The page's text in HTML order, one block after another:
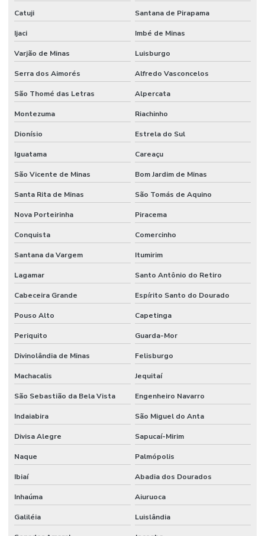
Catuji Santana de Pirapama
Ijaci Imbé de Minas
Varjão de Minas Luisburgo
Serra dos Aimorés Alfredo Vasconcelos
São Thomé das Letras Alpercata
Montezuma Riachinho
Dionísio Estrela do Sul
Iguatama Careaçu
São Vicente de Minas Bom Jardim de Minas
Santa Rita de Minas São Tomás de Aquino
Nova Porteirinha Piracema
Conquista Comercinho
Santana da Vargem Itumirim
Lagamar Santo Antônio do Retiro
Cabeceira Grande Espírito Santo do Dourado
Pouso Alto Capetinga
Periquito Guarda-Mor
Divinolândia de Minas Felisburgo
Machacalis Jequitaí
São Sebastião da Bela Vista Engenheiro Navarro
Indaiabira São Miguel do Anta
Divisa Alegre Sapucaí-Mirim
Naque Palmópolis
Ibiaí Abadia dos Dourados
Inhaúma Aiuruoca
Galiléia Luislândia